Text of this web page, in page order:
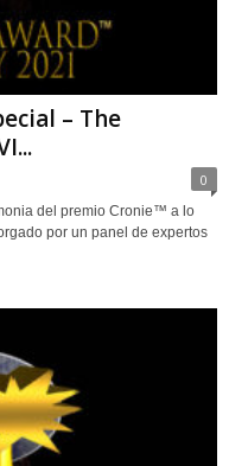
– The
0
del premio Cronie™ a lo
por un panel de expertos